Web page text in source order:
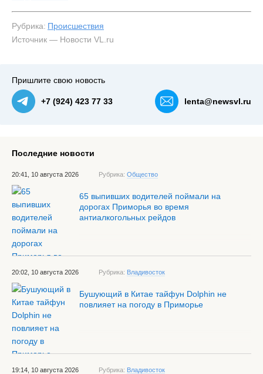
Рубрика: Происшествия
Источник — Новости VL.ru
Пришлите свою новость
+7 (924) 423 77 33 lenta@newsvl.ru
Последние новости
20:41, 10 августа 2026 Рубрика: Общество
65 выпивших водителей поймали на
дорогах Приморья во время
антиалкогольных рейдов
20:02, 10 августа 2026 Рубрика: Владивосток
Бушующий в Китае тайфун Dolphin не
повлияет на погоду в Приморье
19:14, 10 августа 2026 Рубрика: Владивосток